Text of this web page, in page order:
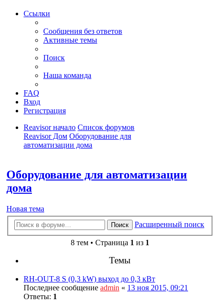
Ссылки
Сообщения без ответов
Активные темы
Поиск
Наша команда
FAQ
Вход
Регистрация
Reavisor начало Список форумов
Reavisor Дом Оборудование для
автоматизации дома
Оборудование для автоматизации
дома
Новая тема
Поиск Расширенный поиск
8 тем • Страница 1 из 1
Темы
RH-OUT-8 S (0,3 kW) выход до 0,3 кВт
Последнее сообщение admin « 13 ноя 2015, 09:21
Ответы: 1